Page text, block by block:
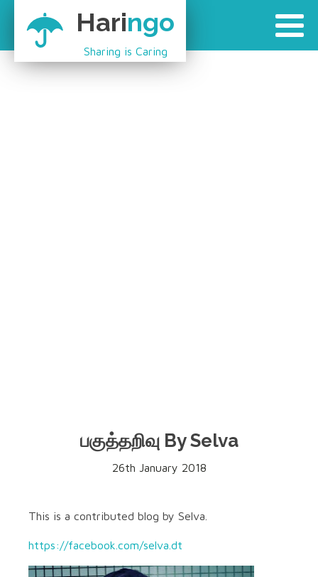
Haringo
Sharing is Caring
பகுத்தறிவு By Selva
26th January 2018
This is a contributed blog by Selva.
https://facebook.com/selva.dt